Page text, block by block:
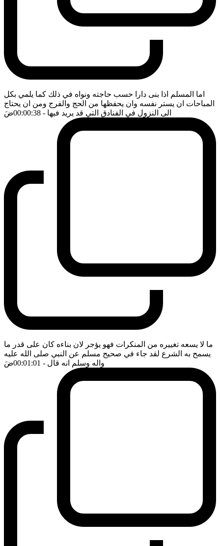
اما المسلم اذا بنى دارا حسب حاجته ونواه في ذلك كما يلمي بكل
المباحات ان يستر نفسه وان يحفظها من الحج والفرج ومن ان يحتاج
الى النزول في الفنادق التي قد يريد فيها - 00:00:38 ضَ
ما لا يسعه تغييره من المنكرات فهو يؤجر لان بناءه كان على قدر ما
يسمح به الشرع لقد جاء في صحيح مسلم عن النبي صلى الله عليه
واله وسلم انه قال - 00:01:01 ضَ